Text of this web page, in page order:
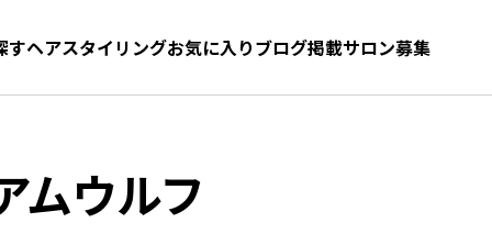
すヘアスタイリングお気に入りブログ掲載サロン募集
お気に入り 髪型をさがす
ムウルフ